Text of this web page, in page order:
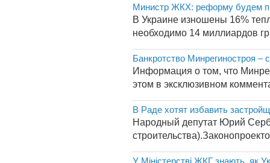
Министр ЖКХ: реформу будем
В Украине изношены 16%
необходимо 14 миллиардов
Банкротство Минрегиностроя –
Информация о том, что
этом в эксклюзивном
В Раде хотят избавить
Народный депутат Юрий